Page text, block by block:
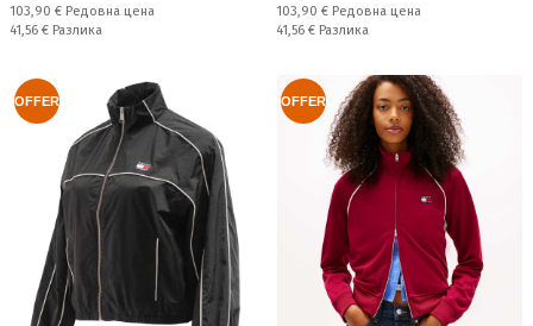
Редовна цена:
103,90 € Редовна цена
Спестявате:
41,56 € Разлика
Редовна цена:
103,90 € Редовна цена
Спестявате:
41,56 € Разлика
OFFER OFFER